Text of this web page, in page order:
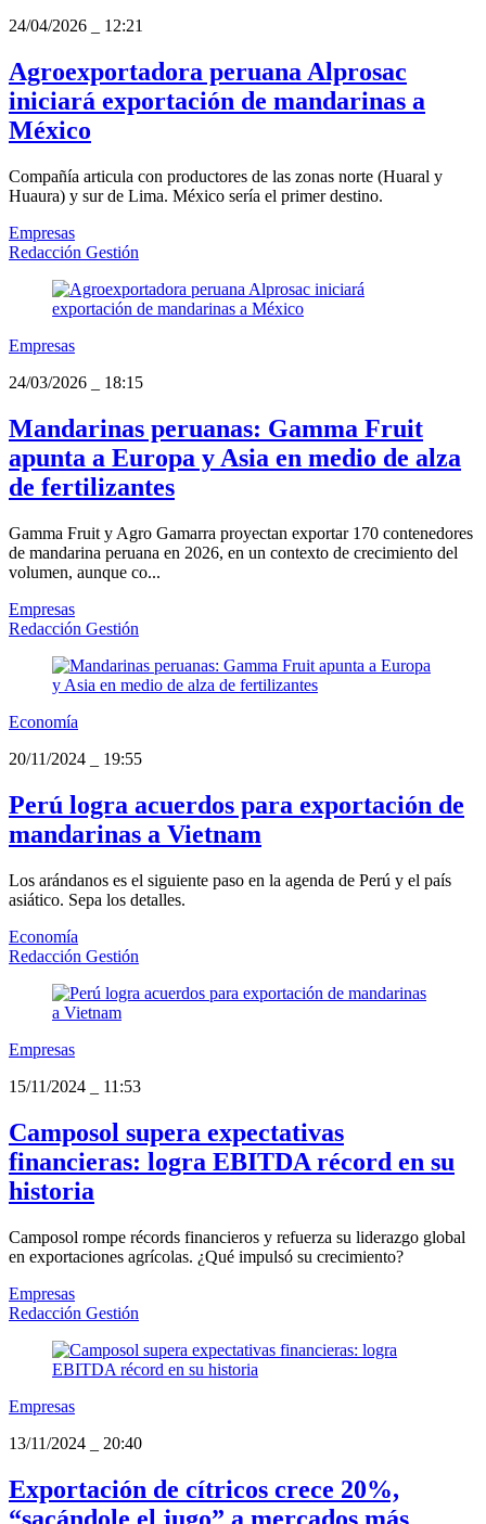
24/04/2026
12:21
Agroexportadora peruana Alprosac
iniciará exportación de mandarinas a
México
Compañía articula con productores de las zonas norte (Huaral y
Huaura) y sur de Lima. México sería el primer destino.
Empresas
Redacción Gestión
Empresas
24/03/2026
18:15
Mandarinas peruanas: Gamma Fruit
apunta a Europa y Asia en medio de alza
de fertilizantes
Gamma Fruit y Agro Gamarra proyectan exportar 170 contenedores
de mandarina peruana en 2026, en un contexto de crecimiento del
volumen, aunque co...
Empresas
Redacción Gestión
Economía
20/11/2024
19:55
Perú logra acuerdos para exportación de
mandarinas a Vietnam
Los arándanos es el siguiente paso en la agenda de Perú y el país
asiático. Sepa los detalles.
Economía
Redacción Gestión
Empresas
15/11/2024
11:53
Camposol supera expectativas
financieras: logra EBITDA récord en su
historia
Camposol rompe récords financieros y refuerza su liderazgo global
en exportaciones agrícolas. ¿Qué impulsó su crecimiento?
Empresas
Redacción Gestión
Empresas
13/11/2024
20:40
Exportación de cítricos crece 20%,
“sacándole el jugo” a mercados más